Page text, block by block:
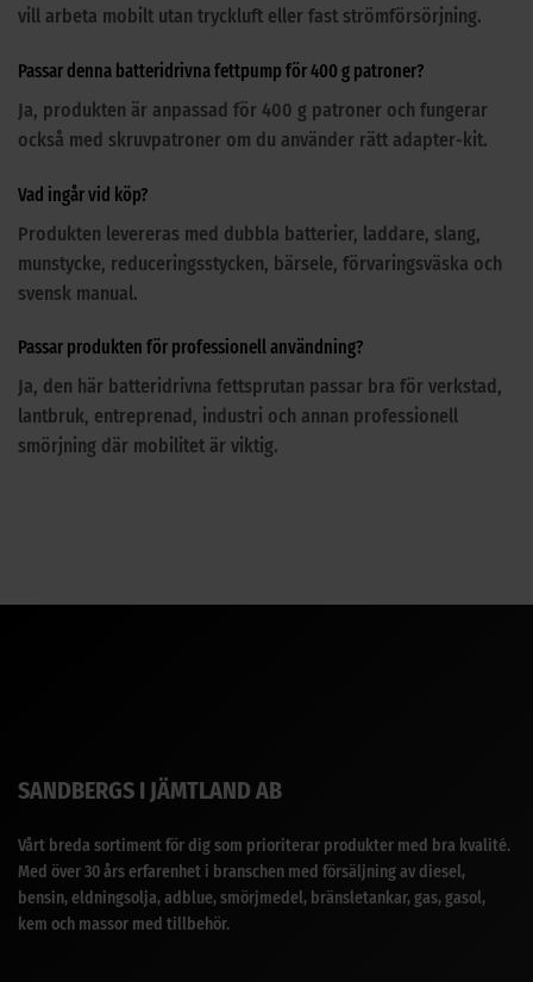
vill arbeta mobilt utan tryckluft eller fast strömförsörjning.
Passar denna batteridrivna fettpump för 400 g patroner?
Ja, produkten är anpassad för 400 g patroner och fungerar
också med skruvpatroner om du använder rätt adapter-kit.
Vad ingår vid köp?
Produkten levereras med dubbla batterier, laddare, slang,
munstycke, reduceringsstycken, bärsele, förvaringsväska och
svensk manual.
Passar produkten för professionell användning?
Ja, den här batteridrivna fettsprutan passar bra för verkstad,
lantbruk, entreprenad, industri och annan professionell
smörjning där mobilitet är viktig.
SANDBERGS I JÄMTLAND AB
Vårt breda sortiment för dig som prioriterar produkter med bra kvalité.
Med över 30 års erfarenhet i branschen med försäljning av diesel,
bensin, eldningsolja, adblue, smörjmedel, bränsletankar, gas, gasol,
kem och massor med tillbehör.